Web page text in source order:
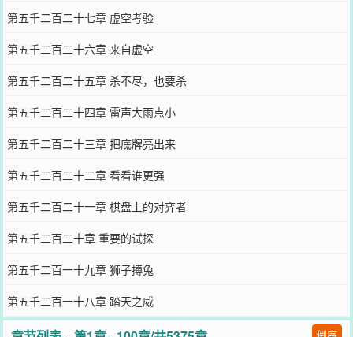
第五千二百二十七章 虚空考验
第五千二百二十六章 来自虚空
第五千二百二十五章 杀不尽，也要杀
第五千二百二十四章 雷声大雨点小
第五千二百二十三章 把底牌亮出来
第五千二百二十二章 看看谁更强
第五千二百二十一章 棋盘上的对弈者
第五千二百二十章 重要的试探
第五千二百一十九章 狮子搏兔
第五千二百一十八章 踏天之威
倒序